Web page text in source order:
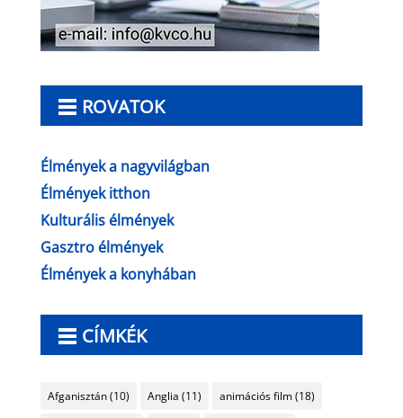
ROVATOK
Élmények a nagyvilágban
Élmények itthon
Kulturális élmények
Gasztro élmények
Élmények a konyhában
CÍMKÉK
Afganisztán(10) Anglia (11) animációs film(18)